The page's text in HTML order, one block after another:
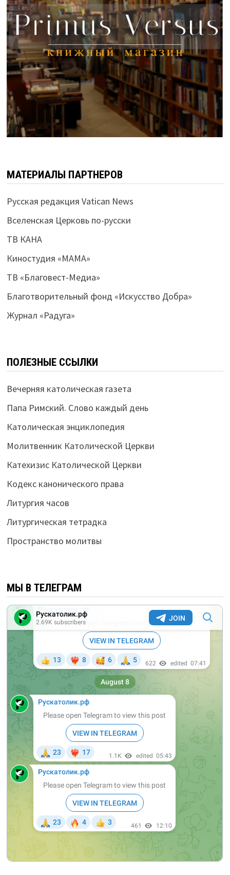
МАТЕРИАЛЫ ПАРТНЕРОВ
Русская редакция Vatican News
Вселенская Церковь по-русски
ТВ КАНА
Киностудия «МАМА»
ТВ «Благовест-Медиа»
Благотворительный фонд «Искусство Добра»
Журнал «Радуга»
ПОЛЕЗНЫЕ ССЫЛКИ
Вечерняя католическая газета
Папа Римский. Слово каждый день
Католическая энциклопедия
Молитвенник Католической Церкви
Катехизис Католической Церкви
Кодекс канонического права
Литургия часов
Литургическая тетрадка
Пространство молитвы
МЫ В ТЕЛЕГРАМ